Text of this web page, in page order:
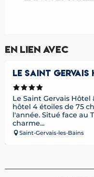
En lien avec
LE SAINT GERVAIS
Le Saint Gervais
hôtel 4 étoiles de 75
l'année. Situé face au
charme...
Saint-Gervais-les-Bains